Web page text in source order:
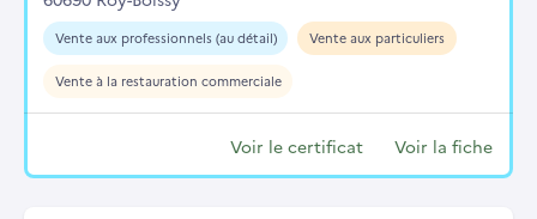
Vente aux professionnels (au détail) Vente aux particuliers
Vente à la restauration commerciale
Voir le certificat Voir la fiche